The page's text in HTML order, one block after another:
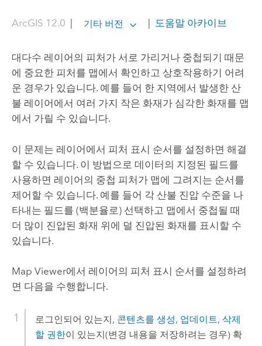
ArcGIS 12.0 기타 버전 도움말 아카이브
대다수 레이어의 피처가 서로 가리거나 중첩되기 때문
에 중요한 피처를 맵에서 확인하고 상호작용하기 어려
운 경우가 있습니다. 예를 들어 한 지역에서 발생한 산
불 레이어에서 여러 가지 작은 화재가 심각한 화재를 맵
에서 가릴 수 있습니다.
이 문제는 레이어에서 피처 표시 순서를 설정하면 해결
할 수 있습니다. 이 방법으로 데이터의 지정된 필드를
사용하면 레이어의 중첩 피처가 맵에 그려지는 순서를
제어할 수 있습니다. 예를 들어 각 산불 진압 수준을 나
타내는 필드를 (백분율로) 선택하고 맵에서 중첩될 때
더 많이 진압된 화재 위에 덜 진압된 화재를 표시할 수
있습니다.
Map Viewer에서 레이어의 피처 표시 순서를 설정하려
면 다음을 수행합니다.
로그인되어 있는지, 콘텐츠를 생성, 업데이트, 삭제
할 권한이 있는지(변경 내용을 저장하려는 경우) 확